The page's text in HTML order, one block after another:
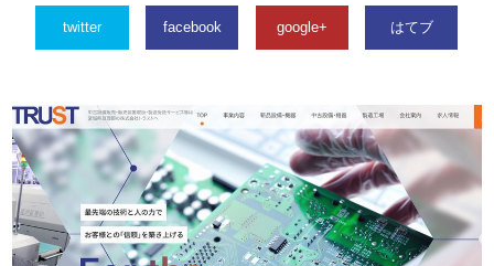
twitter facebook google+ はてブ